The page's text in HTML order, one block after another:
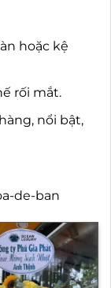
hoặc kệ
rối mắt.
nổi bật,
de-ban